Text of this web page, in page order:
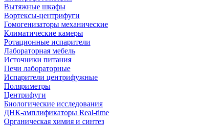
Вытяжные шкафы
Вортексы-центрифуги
Гомогенизаторы механические
Климатические камеры
Ротационные испарители
Лабораторная мебель
Источники питания
Печи лабораторные
Испарители центрифужные
Поляриметры
Центрифуги
Биологические исследования
ДНК-амплификаторы Real-time
Органическая химия и синтез